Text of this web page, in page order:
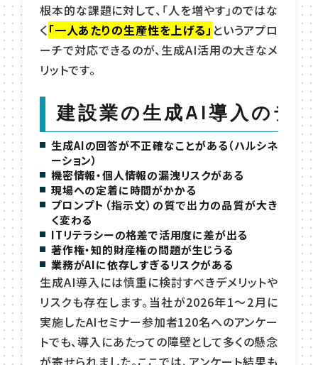
根本的な課題に対して、「人を増やす」のではな
く「一人あたりの生産性を上げる」 というアプロ
ーチで対応できるのが、生成AI活用の大きなメ
リットです。
建設業の生成AI導入のデ
生成AIの回答が不正確なことがある（ハルシネ
ーション）
機密情報・個人情報の漏洩リスクがある
現場への定着に時間がかかる
プロンプト（指示文）の質で出力の品質が大き
く変わる
ITリテラシーの格差で活用度に差が出る
著作権・知的財産権の問題が生じうる
業務がAIに依存しすぎるリスクがある
生成AI導入には慎重に検討すべきデメリットや
リスクも存在します。当社が2026年1〜2月に
実施したAIセミナー参加者120名へのアンケー
トでも、導入にあたっての障壁として多くの懸念
が寄せられました。ここでは、アンケート結果も